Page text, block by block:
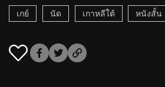
เกย์
นัด เกาหลีใต้ หนังสั้น